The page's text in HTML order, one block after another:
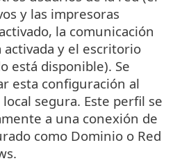
y las impresoras
la comunicación
activada y el escritorio
está disponible). Se
esta configuración al
segura. Este perfil se
a una conexión de
como Dominio o Red